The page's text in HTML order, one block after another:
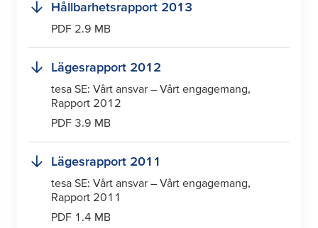
Hållbarhetsrapport 2013
PDF 2.9 MB
Lägesrapport 2012
tesa SE: Vårt ansvar – Vårt engagemang,
Rapport 2012
PDF 3.9 MB
Lägesrapport 2011
tesa SE: Vårt ansvar – Vårt engagemang,
Rapport 2011
PDF 1.4 MB